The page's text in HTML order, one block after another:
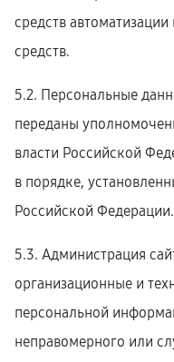
средств
средств.
5.2. Персональные
переданы
власти Российской
в порядке,
Российской Федерации.
5.3. Администрация
организационные и
персональной
неправомерного или